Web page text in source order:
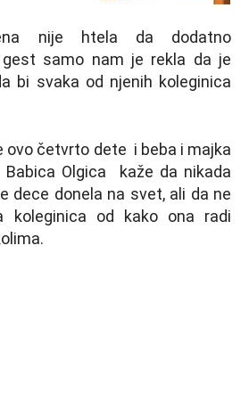
nije htela da dodatno
samo nam je rekla da je
bi svaka od njenih koleginica
ovo četvrto dete i beba i majka
Babica Olgica kaže da nikada
dece donela na svet, ali da ne
koleginica od kako ona radi